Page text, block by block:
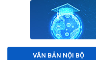
VĂN BẢN NỘI BỘ